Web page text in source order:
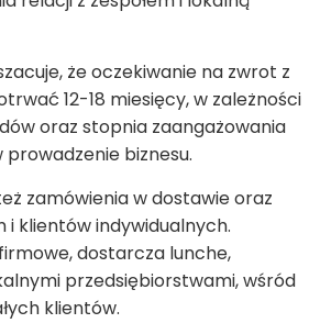
że oczekiwanie na zwrot z
12-18 miesięcy, w zależności
oraz stopnia zaangażowania
biznesu.
zamówienia w dostawie oraz
klientów indywidualnych.
dostarcza lunche,
przedsiębiorstwami, wśród
klientów.